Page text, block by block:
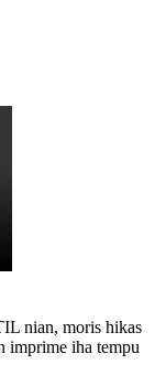
nian, moris hikas
imprime iha tempu